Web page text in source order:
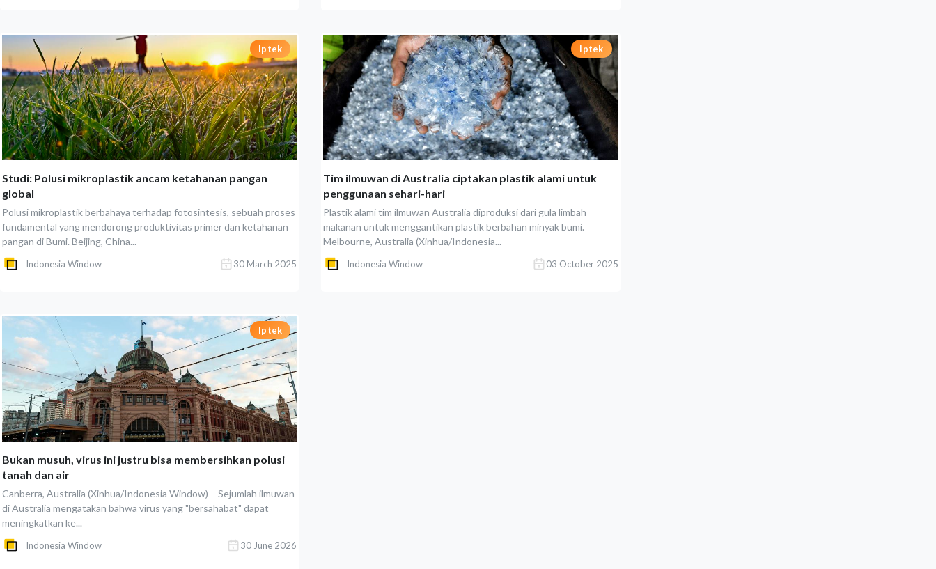
Iptek
Studi: Polusi mikroplastik ancam ketahanan pangan
global
Polusi mikroplastik berbahaya terhadap fotosintesis, sebuah proses
fundamental yang mendorong produktivitas primer dan ketahanan
pangan di Bumi. Beijing, China...
Indonesia Window 30 March 2025
Iptek
Tim ilmuwan di Australia ciptakan plastik alami untuk
penggunaan sehari-hari
Plastik alami tim ilmuwan Australia diproduksi dari gula limbah
makanan untuk menggantikan plastik berbahan minyak bumi.
Melbourne, Australia (Xinhua/Indonesia...
Indonesia Window 03 October 2025
Iptek
Bukan musuh, virus ini justru bisa membersihkan polusi
tanah dan air
Canberra, Australia (Xinhua/Indonesia Window) – Sejumlah ilmuwan
di Australia mengatakan bahwa virus yang "bersahabat" dapat
meningkatkan ke...
Indonesia Window 30 June 2026